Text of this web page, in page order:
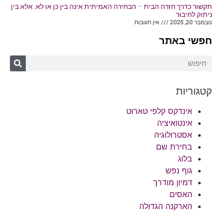
תקשור כדרך חזרה הבית – הבחירה האמיתית אינה בין כן או לא, אלא בין
ניתוק לחיבור
נובמבר 20, 2025
אין תגובות
חפשי באתר
קטגוריות
אינדקס קלפי טארוט
אינטואיציה
אסטרולוגיה
בחירת שם
בלוג
גוף נפש
דמיון מודרך
האסים
הארקנה הגדולה